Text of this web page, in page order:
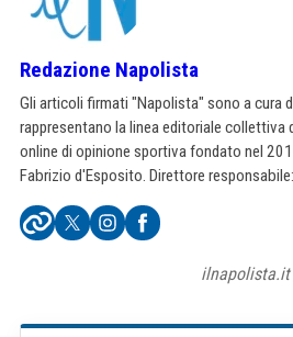
Redazione Napolista
Gli articoli firmati "Napolista" sono a cura
rappresentano la linea editoriale collettiva
online di opinione sportiva fondato nel
Fabrizio d'Esposito. Direttore